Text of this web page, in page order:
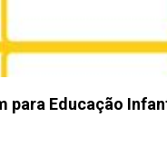
para Educação